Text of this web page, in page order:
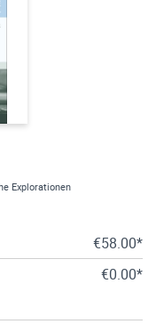
Explorationen
€58.00*
€0.00*